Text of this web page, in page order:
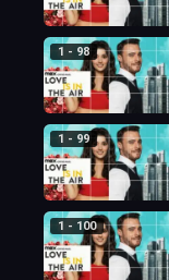
1 - 98
1 - 99
1 - 100